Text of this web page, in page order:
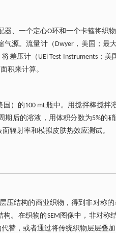
器、一个定心O环和一个卡箍将织
源。流量计（Dwyer，美国；最大
差压计（UEi Test Instruments；
积来计算。
）的100 mL瓶中。用搅拌棒搅拌
后的溶液，用体积分数为5%的硝
辐射率和模拟皮肤热效应测试。
结构的商业织物，得到非对称
。在织物的SEM图像中，非对称
替，或者通过将传统织物层层叠